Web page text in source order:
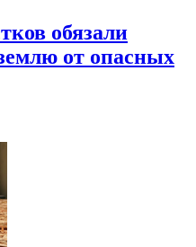
обязали
от опасных